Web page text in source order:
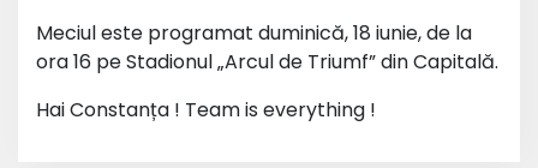
Meciul este programat duminică, 18 iunie, de la
ora 16 pe Stadionul „Arcul de Triumf” din Capitală.
Hai Constanța ! Team is everything !